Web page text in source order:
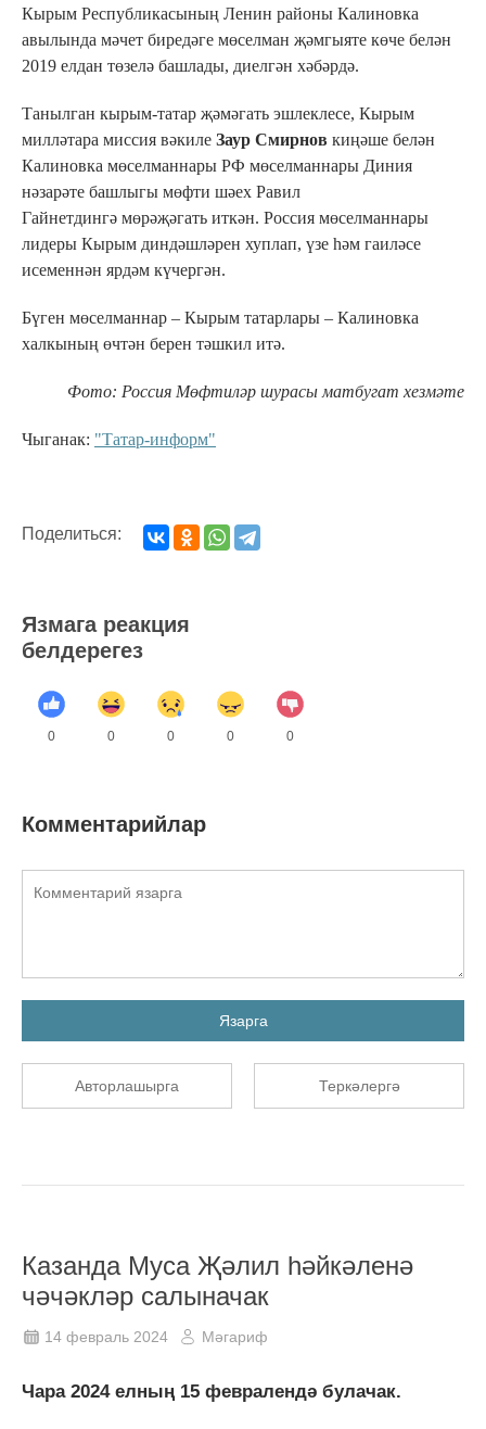
Кырым Республикасының Ленин районы Калиновка
авылында мәчет биредәге мөселман җәмгыяте көче белән
2019 елдан төзелә башлады, диелгән хәбәрдә.
Танылган кырым-татар җәмәгать эшлеклесе, Кырым
милләтара миссия вәкиле Заур Смирнов киңәше белән
Калиновка мөселманнары РФ мөселманнары Диния
нәзарәте башлыгы мөфти шәех Равил
Гайнетдингә мөрәҗәгать иткән. Россия мөселманнары
лидеры Кырым диндәшләрен хуплап, үзе һәм гаиләсе
исеменнән ярдәм күчергән.
Бүген мөселманнар – Кырым татарлары – Калиновка
халкының өчтән берен тәшкил итә.
Фото: Россия Мөфтиләр шурасы матбугат хезмәте
Чыганак: "Татар-информ"
Поделиться:
Язмага реакция
белдерегез
0 0 0 0 0
Комментарийлар
Язарга
Авторлашырга Теркәлергә
Казанда Муса Җәлил һәйкәленә
чәчәкләр салыначак
14 февраль 2024 Мәгариф
Чара 2024 елның 15 февралендә булачак.